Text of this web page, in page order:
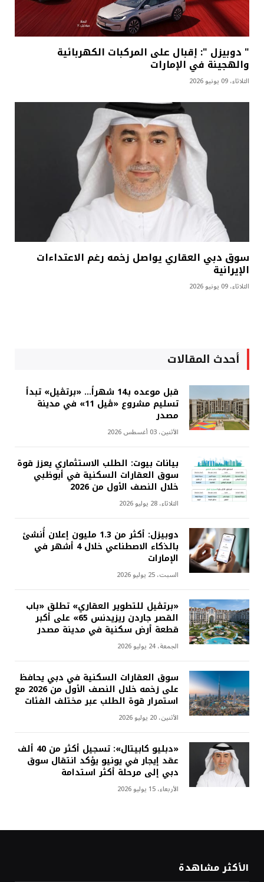
" دوبيزل ": إقبال على المركبات الكهربائية
والهجينة في الإمارات
الثلاثاء، 09 يونيو 2026
سوق دبي العقاري يواصل زخمه رغم الاعتداءات
الإيرانية
الثلاثاء، 09 يونيو 2026
أحدث المقالات
قبل موعده بـ14 شهراً... «برتڤيل» تبدأ
تسليم مشروع «ڤيل 11» في مدينة
مصدر
الأثنين، 03 أغسطس 2026
بيانات بيوت: الطلب الاستثماري يعزز قوة
سوق العقارات السكنية في أبوظبي
خلال النصف الأول من 2026
الثلاثاء، 28 يوليو 2026
دوبيزل: أكثر من 1.3 مليون إعلان أُنشئ
بالذكاء الاصطناعي خلال 4 أشهر في
الإمارات
السبت، 25 يوليو 2026
«برتڤيل للتطوير العقاري» تطلق «باب
القصر جاردن ريزيدنس 65» على أكبر
قطعة أرض سكنية في مدينة مصدر
الجمعة، 24 يوليو 2026
سوق العقارات السكنية في دبي يحافظ
على زخمه خلال النصف الأول من 2026 مع
استمرار قوة الطلب عبر مختلف الفئات
الأثنين، 20 يوليو 2026
«دبليو كابيتال»: تسجيل أكثر من 40 ألف
عقد إيجار في يونيو يؤكد انتقال سوق
دبي إلى مرحلة أكثر استدامة
الأربعاء، 15 يوليو 2026
الأكثر مشاهدة